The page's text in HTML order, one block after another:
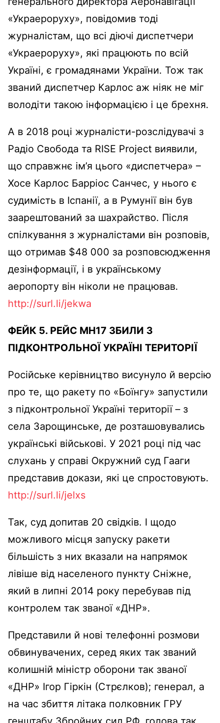
«Украероруху», повідомив тоді
журналістам, що всі діючі диспетчери
«Украероруху», які працюють по всій
Україні, є громадянами України. Тож так
званий диспетчер Карлос аж ніяк не міг
володіти такою інформацією і це брехня.
А в 2018 році журналісти-розслідувачі з
Радіо Свобода та RISE Project виявили,
що справжнє ім’я цього «диспетчера» –
Хосе Карлос Барріос Санчес, у нього є
судимість в Іспанії, а в Румунії він був
заарештований за шахрайство. Після
спілкування з журналістами він розповів,
що отримав $48 000 за розповсюдження
дезінформації, і в українському
аеропорту він ніколи не працював.
http://surl.li/jekwa
ФЕЙК 5. РЕЙС МН17 ЗБИЛИ З
ПІДКОНТРОЛЬНОЇ УКРАЇНІ ТЕРИТОРІЇ
Російське керівництво висунуло й версію
про те, що ракету по «Боїнгу» запустили
з підконтрольної Україні території – з
села Зарощинське, де розташовувались
українські військові. У 2021 році під час
слухань у справі Окружний суд Гааги
представив докази, які це спростовують.
http://surl.li/jelxs
Так, суд допитав 20 свідків. І щодо
можливого місця запуску ракети
більшість з них вказали на напрямок
лівіше від населеного пункту Сніжне,
який в липні 2014 року перебував під
контролем так званої «ДНР».
Представили й нові телефонні розмови
обвинувачених, серед яких так званий
колишній міністр оборони так званої
«ДНР» Ігор Гіркін (Стрєлков); генерал, а
на час збиття літака полковник ГРУ